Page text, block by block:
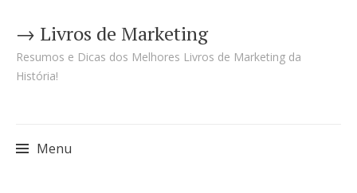
→ Livros de Marketing
Resumos e Dicas dos Melhores Livros de Marketing da
História!
Menu